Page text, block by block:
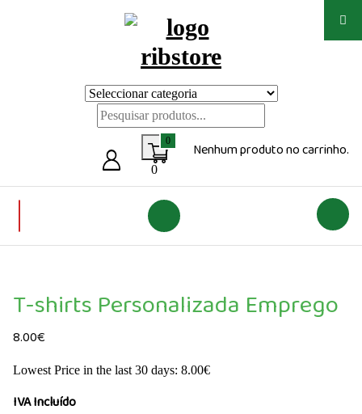
0
0
Nenhum produto no carrinho.
T-shirts Personalizada Emprego
8.00€
Lowest Price in the last 30 days: 8.00€
IVA Incluído